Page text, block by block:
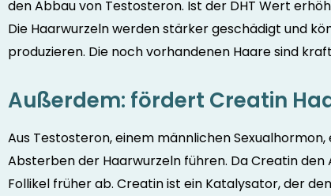
den Abbau von Testosteron. Ist der DHT Wert
Die Haarwurzeln werden stärker geschädigt und
produzieren. Die noch vorhandenen Haare sind
Außerdem: fördert Creatin
Aus Testosteron, einem männlichen
Absterben der Haarwurzeln führen. Da Creatin
Follikel früher ab. Creatin ist ein Katalysator, der